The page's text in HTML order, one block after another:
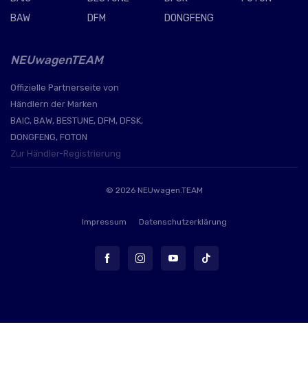
BAW
DFM
DONGFENG
NEUwagenTEAM
Offizielle Partnerseite von
Händlern der Marken
BAIC, BAW, BESTUNE, DFM, DFSK,
DONGFENG, FOTON
Zur Händler-Registrierung
© 2026 NEUwagen.TEAM
Impressum Datenschutzerklärung